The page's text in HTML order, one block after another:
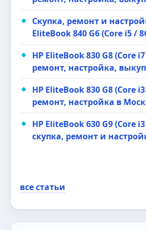
Скупка, ремонт и
EliteBook 840 G6 (Core i5 /
HP EliteBook 830 G8 (Core
ремонт, настройка, выкуп
HP EliteBook 830 G8 (Core
ремонт, настройка в
HP EliteBook 630 G9 (Core
скупка, ремонт и
все статьи